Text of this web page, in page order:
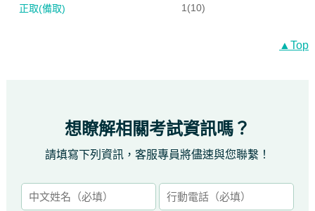
正取(備取) 1(10)
▲Top
想瞭解相關考試資訊嗎？
請填寫下列資訊，客服專員將儘速與您聯繫！